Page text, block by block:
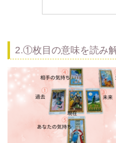
2.①枚目の意味を読み解